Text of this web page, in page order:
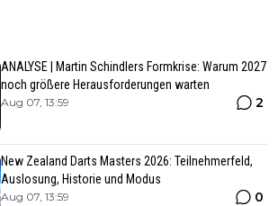
ANALYSE | Martin Schindlers Formkrise: Warum 2027
noch größere Herausforderungen warten
Aug 07, 13:59 2
New Zealand Darts Masters 2026: Teilnehmerfeld,
Auslosung, Historie und Modus
Aug 07, 13:59 0